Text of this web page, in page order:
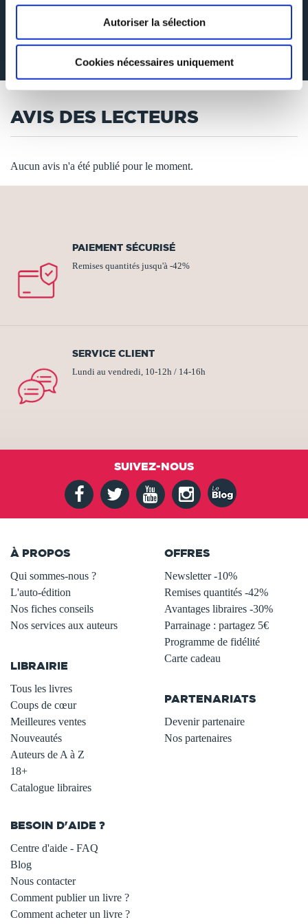
Autoriser la sélection
Cookies nécessaires uniquement
Pour chaque Pape, on retrouve avec si possible les photos des différents
pontifes, quelques récits sur leur élection, la durée de leur mandat et les
soubresauts de leur pontificat.
Le livre essaie aussi d’expliciter les notions de Vatican, de pontificat et bien
d’autres notions en relation avec le Pape.
Il est très aisé à la lecture et est très convivial.
AVIS DES LECTEURS
Aucun avis n'a été publié pour le moment.
PAIEMENT SÉCURISÉ
Remises quantités jusqu'à -42%
SERVICE CLIENT
Lundi au vendredi, 10-12h / 14-16h
SUIVEZ-NOUS
À PROPOS
Qui sommes-nous ?
L'auto-édition
Nos fiches conseils
Nos services aux auteurs
LIBRAIRIE
Tous les livres
Coups de cœur
Meilleures ventes
Nouveautés
Auteurs de A à Z
18+
Catalogue libraires
OFFRES
Newsletter -10%
Remises quantités -42%
Avantages libraires -30%
Parrainage : partagez 5€
Programme de fidélité
Carte cadeau
PARTENARIATS
Devenir partenaire
Nos partenaires
BESOIN D'AIDE ?
Centre d'aide - FAQ
Blog
Nous contacter
Comment publier un livre ?
Comment acheter un livre ?